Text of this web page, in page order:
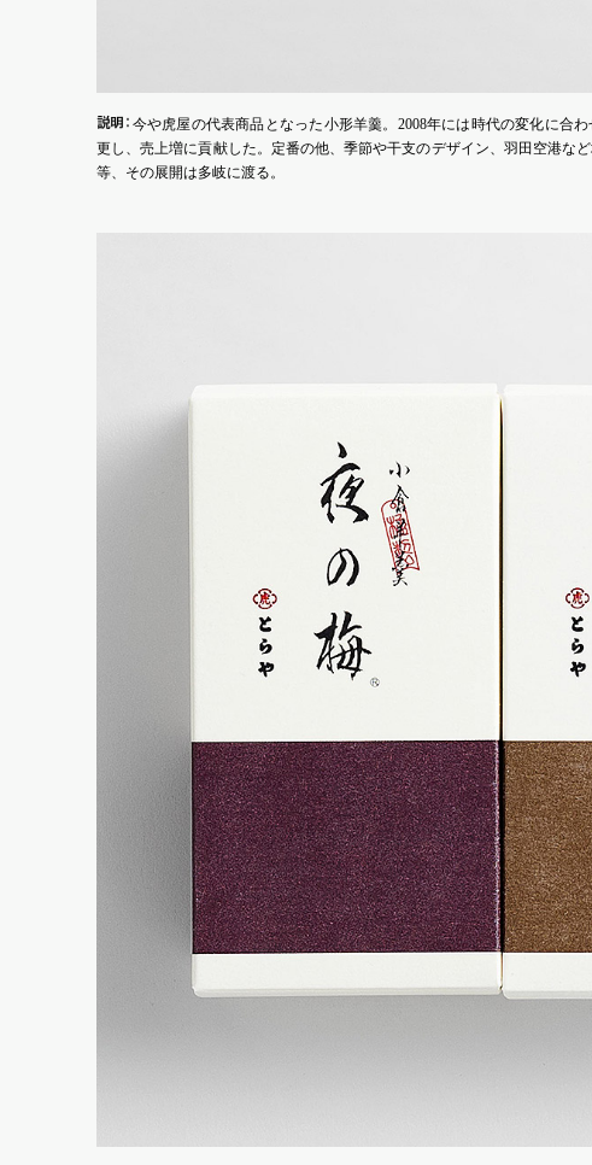
説明： 今や虎屋の代表商品となった小形羊羹。2008年には時代の変化に合
更し、売上増に貢献した。定番の他、季節や干支のデザイン、羽田空港な
等、その展開は多岐に渡る。